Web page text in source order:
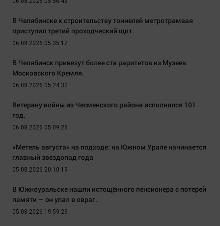
В Челябинске к строительству тоннелей метротрамвая
приступил третий проходческий щит.
06.08.2026 05:35:17
В Челябинск привезут более ста раритетов из Музеев
Московского Кремля.
06.08.2026 05:24:32
Ветерану войны из Чесменского района исполнился 101
год.
06.08.2026 05:09:26
«Метель августа» на подходе: на Южном Урале начинается
главный звездопад года
05.08.2026 20:10:19
В Южноуральске нашли истощённого пенсионера с потерей
памяти — он упал в овраг.
05.08.2026 19:59:29